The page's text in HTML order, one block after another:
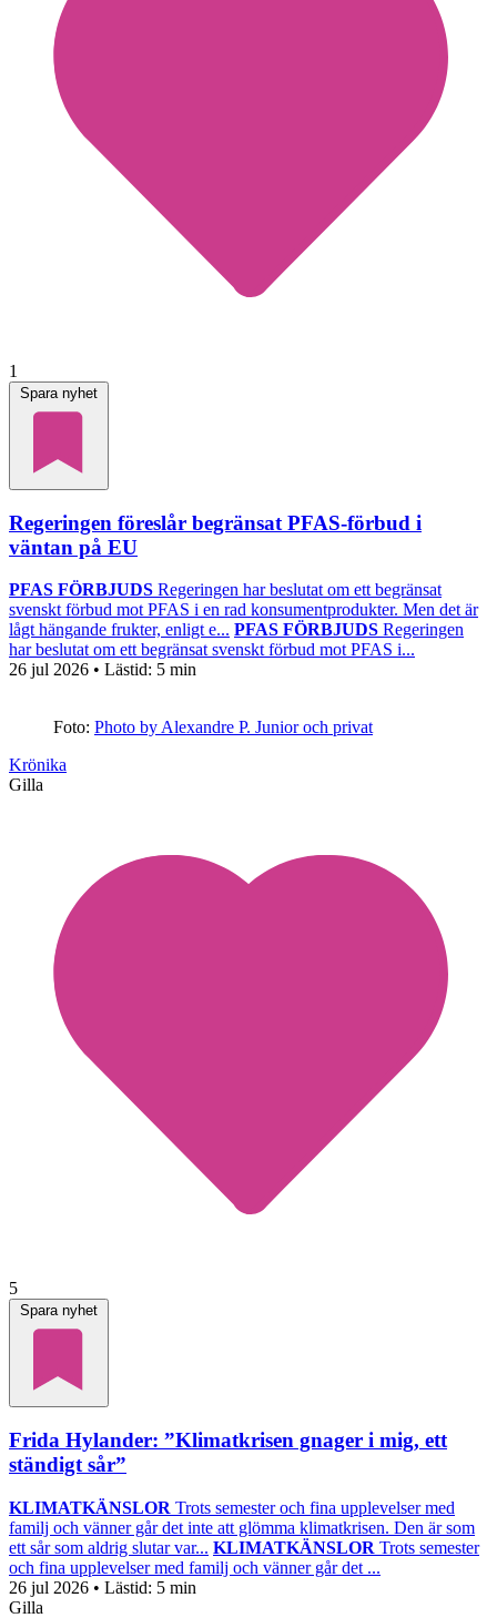
1
Spara nyhet
Regeringen föreslår begränsat PFAS-förbud i
väntan på EU
PFAS FÖRBJUDS Regeringen har beslutat om ett begränsat
svenskt förbud mot PFAS i en rad konsumentprodukter. Men det är
lågt hängande frukter, enligt e... PFAS FÖRBJUDS Regeringen
har beslutat om ett begränsat svenskt förbud mot PFAS i...
26 jul 2026 • Lästid: 5 min
Foto: Photo by Alexandre P. Junior och privat
Krönika
Gilla
5
Spara nyhet
Frida Hylander: ”Klimatkrisen gnager i mig, ett
ständigt sår”
KLIMATKÄNSLOR Trots semester och fina upplevelser med
familj och vänner går det inte att glömma klimatkrisen. Den är som
ett sår som aldrig slutar var... KLIMATKÄNSLOR Trots semester
och fina upplevelser med familj och vänner går det ...
26 jul 2026 • Lästid: 5 min
Gilla